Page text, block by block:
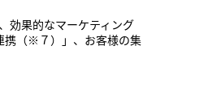
効果的なマーケティング
携（※７）」、お客様の集